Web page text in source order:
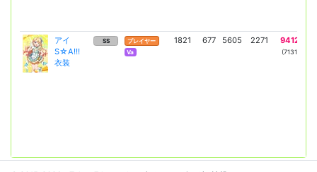
アイ
S☆A!!!
衣装
SS
プレイヤー
Va
1821 677 5605 2271 9412
(7131)